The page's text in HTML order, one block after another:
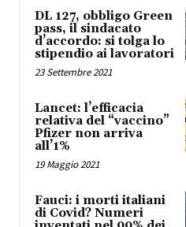
DL 127, obbligo Green
pass, il sindacato
d’accordo: si tolga lo
stipendio ai lavoratori
23 Settembre 2021
Lancet: l’efficacia
relativa del “vaccino”
Pfizer non arriva
all’1%
19 Maggio 2021
Fauci: i morti italiani
di Covid? Numeri